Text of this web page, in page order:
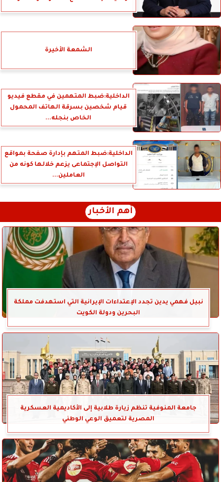
الشمعة الأخيرة
الداخلية:ضبط المتهمين في مقطع فيديو
قيام شخصين بسرقة الهاتف المحمول
الخاص بنجله...
الداخلية:ضبط المتهم بإدارة صفحة بمواقع
التواصل الإجتماعى يزعم خلالها كونه من
العاملين...
أهم الأخبار
نبيل فهمي يدين تجدد الإعتداءات الإيرانية التي استهدفت مملكة
البحرين ودولة الكويت
جامعة المنوفية تنظم زيارة طلابية إلى الأكاديمية العسكرية
المصرية لتعميق الوعي الوطني